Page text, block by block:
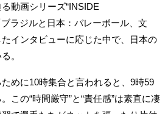
動画シリーズ“INSIDE
ラジルと日本：バレーボール、文
インタビューに応じた中で、日本の
。
ために10時集合と言われると、9時59
この“時間厳守”と“責任感”は素直に凄